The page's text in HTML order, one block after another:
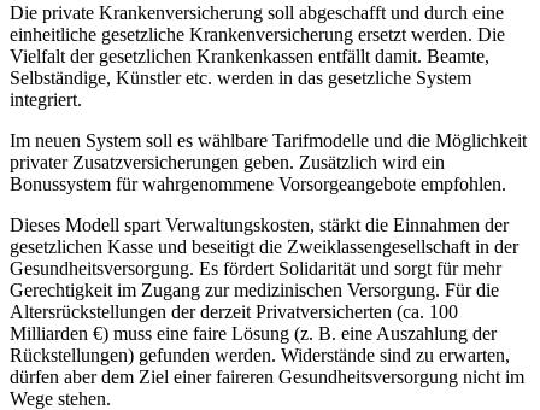
Die private Krankenversicherung soll abgeschafft und durch eine
einheitliche gesetzliche Krankenversicherung ersetzt werden. Die
Vielfalt der gesetzlichen Krankenkassen entfällt damit. Beamte,
Selbständige, Künstler etc. werden in das gesetzliche System
integriert.
Im neuen System soll es wählbare Tarifmodelle und die Möglichkeit
privater Zusatzversicherungen geben. Zusätzlich wird ein
Bonussystem für wahrgenommene Vorsorgeangebote empfohlen.
Dieses Modell spart Verwaltungskosten, stärkt die Einnahmen der
gesetzlichen Kasse und beseitigt die Zweiklassengesellschaft in der
Gesundheitsversorgung. Es fördert Solidarität und sorgt für mehr
Gerechtigkeit im Zugang zur medizinischen Versorgung. Für die
Altersrückstellungen der derzeit Privatversicherten (ca. 100
Milliarden €) muss eine faire Lösung (z. B. eine Auszahlung der
Rückstellungen) gefunden werden. Widerstände sind zu erwarten,
dürfen aber dem Ziel einer faireren Gesundheitsversorgung nicht im
Wege stehen.